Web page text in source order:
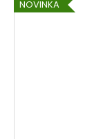
NOVINKA